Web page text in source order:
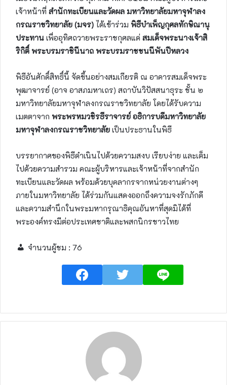
เจ้าหน้าที่ สำนักทะเบียนและวัดผล มหาวิทยาลัยมหาจุฬาลง
กรณราชวิทยาลัย (มจร) ได้เข้าร่วม พิธีบำเพ็ญกุศลทักษิณานุ
ประทาน เพื่ออุทิศถวายพระราชกุศลแด่ สมเด็จพระนางเจ้าสิ
ริกิติ์ พระบรมราชินีนาถ พระบรมราชชนนีพันปีหลวง
พิธีอันศักดิ์สิทธิ์นี้ จัดขึ้นอย่างสมเกียรติ ณ อาคารสมเด็จพระ
พุฒาจารย์ (อาจ อาสภมหาเถร) สถาบันวิปัสสนาธุระ ชั้น ๒
มหาวิทยาลัยมหาจุฬาลงกรณราชวิทยาลัย โดยได้รับความ
เมตตาจาก พระพรหมวชิรธีราจารย์ อธิการบดีมหาวิทยาลัย
มหาจุฬาลงกรณราชวิทยาลัย เป็นประธานในพิธี
บรรยากาศของพิธีดำเนินไปด้วยความสงบ เรียบง่าย และเต็ม
ไปด้วยความสำรวม คณะผู้บริหารและเจ้าหน้าที่จากสำนัก
ทะเบียนและวัดผล พร้อมด้วยบุคลากรจากหน่วยงานต่างๆ
ภายในมหาวิทยาลัย ได้ร่วมกันแสดงออกถึงความจงรักภักดี
และความสำนึกในพระมหากรุณาธิคุณอันหาที่สุดมิได้ที่
พระองค์ทรงมีต่อประเทศชาติและพสกนิกรชาวไทย
จำนวนผู้ชม : 76